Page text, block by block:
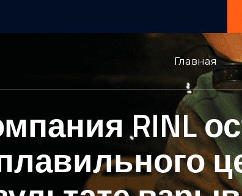
Главная
RINL